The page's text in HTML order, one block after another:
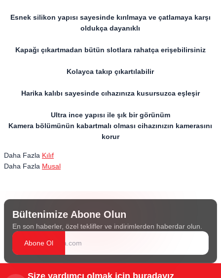
Esnek silikon yapısı sayesinde kırılmaya ve çatlamaya karşı
oldukça dayanıklı
Kapağı çıkartmadan bütün slotlara rahatça erişebilirsiniz
Kolayca takıp çıkartılabilir
Harika kalıbı sayesinde cıhazınıza kusursuzca eşleşir
Ultra ince yapısı ile şık bir görünüm
Kamera bölümünün kabartmalı olması cihazınızın kamerasını
korur
Daha Fazla Kılıf
Daha Fazla Musal
Bültenimize Abone Olun
En son haberler, özel teklifler ve indirimlerden haberdar olun.
Abone Ol
Size yardımcı olmak için buradayız